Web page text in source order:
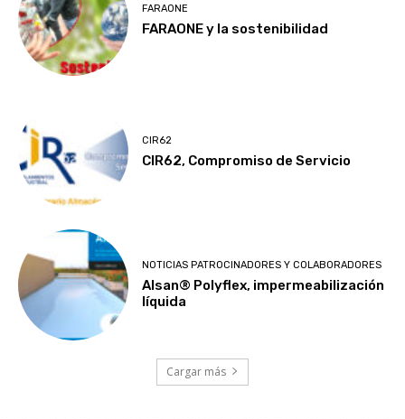
FARAONE
FARAONE y la sostenibilidad
CIR62
CIR62, Compromiso de Servicio
NOTICIAS PATROCINADORES Y COLABORADORES
Alsan® Polyflex, impermeabilización
líquida
Cargar más